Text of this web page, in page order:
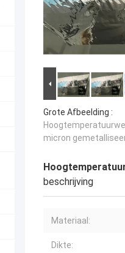
Grote Afbeelding :
micron
beschrijving
Materiaal:
Dikte: